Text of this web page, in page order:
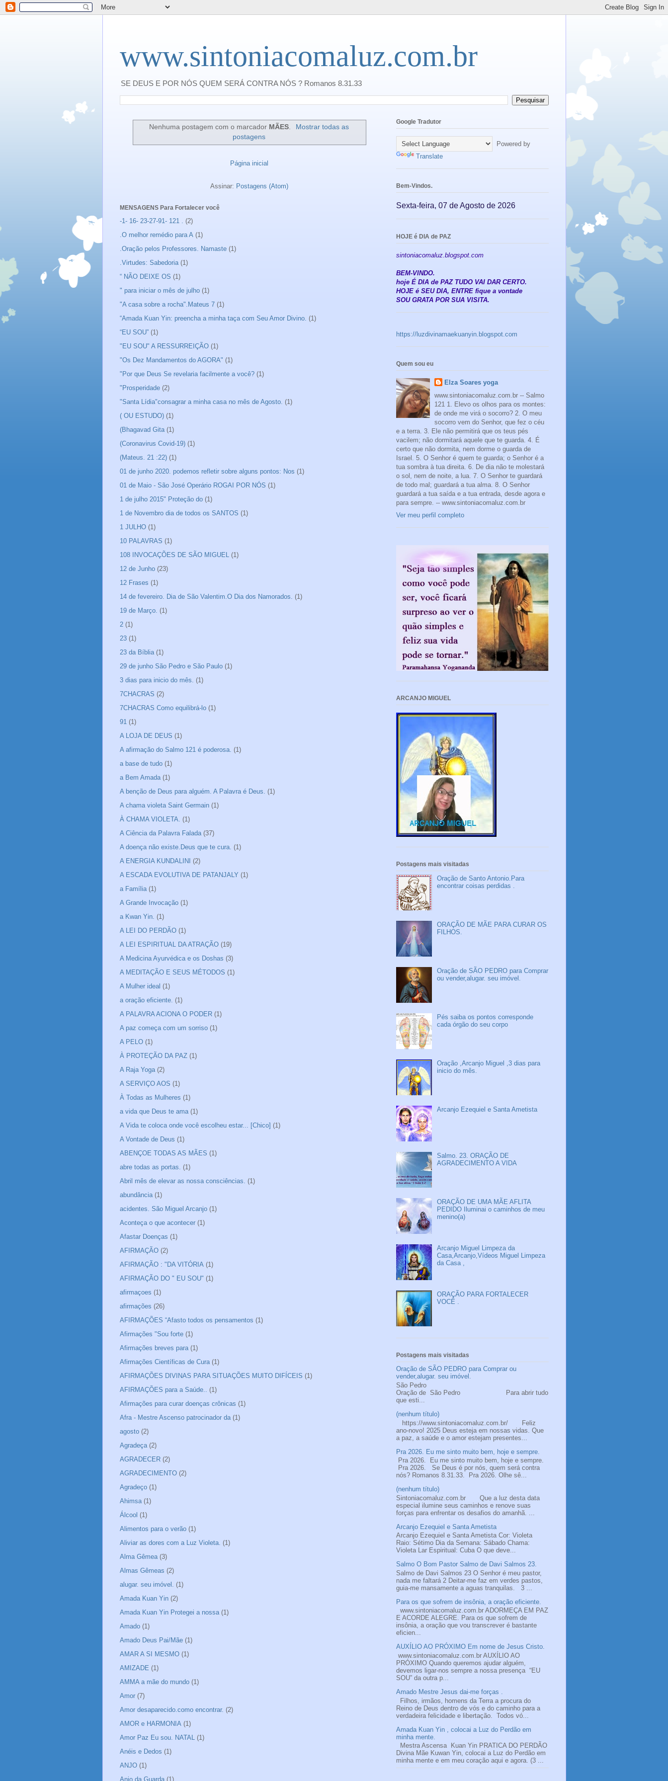
www.sintoniacomaluz.com.br
SE DEUS E POR NÓS QUEM SERÁ CONTRA NÓS ? Romanos 8.31.33
Nenhuma postagem com o marcador MÃES.
Mostrar todas as
postagens
Página inicial
Assinar: Postagens (Atom)
MENSAGENS Para Fortalecer você
-1- 16- 23-27-91- 121 . (2)
.O melhor remédio para A (1)
.Oração pelos Professores. Namaste (1)
.Virtudes: Sabedoria (1)
“ NÃO DEIXE OS (1)
" para iniciar o mês de julho (1)
"A casa sobre a rocha".Mateus 7 (1)
“Amada Kuan Yin: preencha a minha taça com Seu Amor Divino. (1)
“EU SOU” (1)
"EU SOU" A RESSURREIÇÃO (1)
"Os Dez Mandamentos do AGORA" (1)
"Por que Deus Se revelaria facilmente a você? (1)
"Prosperidade (2)
"Santa Lídia"consagrar a minha casa no mês de Agosto. (1)
( OU ESTUDO) (1)
(Bhagavad Gita (1)
(Coronavirus Covid-19) (1)
(Mateus. 21 :22) (1)
01 de junho 2020. podemos refletir sobre alguns pontos: Nos (1)
01 de Maio - São José Operário ROGAI POR NÓS (1)
1 de julho 2015" Proteção do (1)
1 de Novembro dia de todos os SANTOS (1)
1 JULHO (1)
10 PALAVRAS (1)
108 INVOCAÇÕES DE SÃO MIGUEL (1)
12 de Junho (23)
12 Frases (1)
14 de fevereiro. Dia de São Valentim.O Dia dos Namorados. (1)
19 de Março. (1)
2 (1)
23 (1)
23 da Bíblia (1)
29 de junho São Pedro e São Paulo (1)
3 dias para inicio do mês. (1)
7CHACRAS (2)
7CHACRAS Como equilibrá-lo (1)
91 (1)
A LOJA DE DEUS (1)
A afirmação do Salmo 121 é poderosa. (1)
a base de tudo (1)
a Bem Amada (1)
A benção de Deus para alguém. A Palavra é Deus. (1)
A chama violeta Saint Germain (1)
À CHAMA VIOLETA. (1)
A Ciência da Palavra Falada (37)
A doença não existe.Deus que te cura. (1)
A ENERGIA KUNDALINI (2)
A ESCADA EVOLUTIVA DE PATANJALY (1)
a Família (1)
A Grande Invocação (1)
a Kwan Yin. (1)
A LEI DO PERDÃO (1)
A LEI ESPIRITUAL DA ATRAÇÃO (19)
A Medicina Ayurvédica e os Doshas (3)
A MEDITAÇÃO E SEUS MÉTODOS (1)
A Mulher ideal (1)
a oração eficiente. (1)
A PALAVRA ACIONA O PODER (1)
A paz começa com um sorriso (1)
A PELO (1)
À PROTEÇÃO DA PAZ (1)
A Raja Yoga (2)
A SERVIÇO AOS (1)
À Todas as Mulheres (1)
a vida que Deus te ama (1)
A Vida te coloca onde você escolheu estar... [Chico] (1)
A Vontade de Deus (1)
ABENÇOE TODAS AS MÃES (1)
abre todas as portas. (1)
Abril mês de elevar as nossa consciências. (1)
abundância (1)
acidentes. São Miguel Arcanjo (1)
Aconteça o que acontecer (1)
Afastar Doenças (1)
AFIRMAÇÃO (2)
AFIRMAÇÃO : "DA VITÓRIA (1)
AFIRMAÇÃO DO " EU SOU" (1)
afirmaçoes (1)
afirmações (26)
AFIRMAÇÕES “Afasto todos os pensamentos (1)
Afirmações "Sou forte (1)
Afirmações breves para (1)
Afirmações Científicas de Cura (1)
AFIRMAÇÕES DIVINAS PARA SITUAÇÕES MUITO DIFÍCEIS (1)
AFIRMAÇÕES para a Saúde.. (1)
Afirmações para curar doenças crônicas (1)
Afra - Mestre Ascenso patrocinador da (1)
agosto (2)
Agradeça (2)
AGRADECER (2)
AGRADECIMENTO (2)
Agradeço (1)
Ahimsa (1)
Álcool (1)
Alimentos para o verão (1)
Aliviar as dores com a Luz Violeta. (1)
Alma Gêmea (3)
Almas Gêmeas (2)
alugar. seu imóvel. (1)
Amada Kuan Yin (2)
Amada Kuan Yin Protegei a nossa (1)
Amado (1)
Amado Deus Pai/Mãe (1)
AMAR A SI MESMO (1)
AMIZADE (1)
AMMA a mãe do mundo (1)
Amor (7)
Amor desaparecido.como encontrar. (2)
AMOR e HARMONIA (1)
Amor Paz Eu sou. NATAL (1)
Anéis e Dedos (1)
ANJO (1)
Anjo da Guarda (1)
Google Tradutor
Powered by
Translate
Bem-Vindos.
Sexta-feira, 07 de Agosto de 2026
HOJE é DIA de PAZ
sintoniacomaluz.blogspot.com
BEM-VINDO.
hoje É DIA de PAZ TUDO VAI DAR CERTO.
HOJE é SEU DIA, ENTRE fique a vontade
SOU GRATA POR SUA VISITA.
https://luzdivinamaekuanyin.blogspot.com
Quem sou eu
Elza Soares yoga
www.sintoniacomaluz.com.br -- Salmo
121 1. Elevo os olhos para os montes:
de onde me virá o socorro? 2. O meu
socorro vem do Senhor, que fez o céu
e a terra. 3. Ele não permitirá que os teus pés
vacilem; não dormitará aquele que te guarda. 4. É
certo que não dormita, nem dorme o guarda de
Israel. 5. O Senhor é quem te guarda; o Senhor é a
tua sombra à tua direita. 6. De dia não te molestará
o sol, nem de noite, a lua. 7. O Senhor te guardará
de todo mal; guardará a tua alma. 8. O Senhor
guardará a tua saída e a tua entrada, desde agora e
para sempre. -- www.sintoniacomaluz.com.br
Ver meu perfil completo
ARCANJO MIGUEL
Postagens mais visitadas
Oração de Santo Antonio.Para
encontrar coisas perdidas .
ORAÇÃO DE MÃE PARA CURAR OS
FILHOS.
Oração de SÃO PEDRO para Comprar
ou vender,alugar. seu imóvel.
Pés saiba os pontos corresponde
cada órgão do seu corpo
Oração ,Arcanjo Miguel ,3 dias para
inicio do mês.
Arcanjo Ezequiel e Santa Ametista
Salmo. 23. ORAÇÃO DE
AGRADECIMENTO A VIDA
ORAÇÃO DE UMA MÃE AFLITA
PEDIDO Iluminai o caminhos de meu
menino(a)
Arcanjo Miguel Limpeza da
Casa,Arcanjo,Vídeos Miguel Limpeza
da Casa ,
ORAÇÃO PARA FORTALECER
VOCÊ .
Postagens mais visitadas
Oração de SÃO PEDRO para Comprar ou
vender,alugar. seu imóvel.
São Pedro
Oração de São Pedro Para abrir tudo
que esti...
(nenhum título)
https://www.sintoniacomaluz.com.br/ Feliz
ano-novo! 2025 Deus esteja em nossas vidas. Que
a paz, a saúde e o amor estejam presentes...
Pra 2026. Eu me sinto muito bem, hoje e sempre.
Pra 2026. Eu me sinto muito bem, hoje e sempre.
Pra 2026. Se Deus é por nós, quem será contra
nós? Romanos 8.31.33. Pra 2026. Olhe sê...
(nenhum título)
Sintoniacomaluz.com.br Que a luz desta data
especial ilumine seus caminhos e renove suas
forças para enfrentar os desafios do amanhã. ...
Arcanjo Ezequiel e Santa Ametista
Arcanjo Ezequiel e Santa Ametista Cor: Violeta
Raio: Sétimo Dia da Semana: Sábado Chama:
Violeta Lar Espiritual: Cuba O que deve...
Salmo O Bom Pastor Salmo de Davi Salmos 23.
Salmo de Davi Salmos 23 O Senhor é meu pastor,
nada me faltará 2 Deitar-me faz em verdes pastos,
guia-me mansamente a aguas tranquilas. 3 ...
Para os que sofrem de insônia, a oração eficiente.
www.sintoniacomaluz.com.br ADORMEÇA EM PAZ
E ACORDE ALEGRE. Para os que sofrem de
insônia, a oração que vou transcrever é bastante
eficien...
AUXÍLIO AO PRÓXIMO Em nome de Jesus Cristo.
www.sintoniacomaluz.com.br AUXÍLIO AO
PRÓXIMO Quando queremos ajudar alguém,
devemos ligar-nos sempre a nossa presença “EU
SOU” da outra p...
Amado Mestre Jesus dai-me forças .
Filhos, irmãos, homens da Terra a procura do
Reino de Deus dentro de vós e do caminho para a
verdadeira felicidade e libertação. Todos vó...
Amada Kuan Yin , colocai a Luz do Perdão em
minha mente.
Mestra Ascensa Kuan Yin PRATICA DO PERDÃO
Divina Mãe Kuwan Yin, colocai a Luz do Perdão em
minha mente e em meu coração aqui e agora. (3 ...